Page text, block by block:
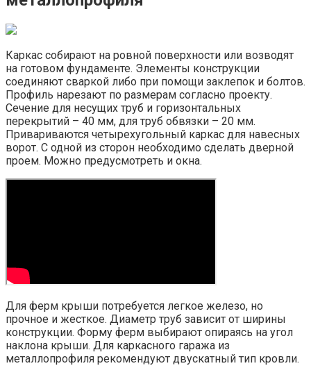
Каркас собирают на ровной поверхности или возводят
на готовом фундаменте. Элементы конструкции
соединяют сваркой либо при помощи заклепок и болтов.
Профиль нарезают по размерам согласно проекту.
Сечение для несущих труб и горизонтальных
перекрытий – 40 мм, для труб обвязки – 20 мм.
Привариваются четырехугольный каркас для навесных
ворот. С одной из сторон необходимо сделать дверной
проем. Можно предусмотреть и окна.
Для ферм крыши потребуется легкое железо, но
прочное и жесткое. Диаметр труб зависит от ширины
конструкции. Форму ферм выбирают опираясь на угол
наклона крыши. Для каркасного гаража из
металлопрофиля рекомендуют двускатный тип кровли.